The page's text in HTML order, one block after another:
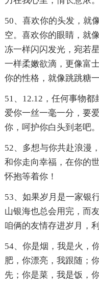
50、喜欢你的头发，就
空。喜欢你的眼睛，就
冻一样闪闪发光，宛若
一样柔嫩欲滴，更像富
你的性格，就像跳跳糖
51、12.12，任何事物
爱你一丝一毫一分，要
你，呵护你白头到老吧。
52、多想与你共赴浪漫
和你走向幸福，在你的
怀抱等着你！
53、如果岁月是一家银
山银海也总会用完，而
咱俩的友情存进岁月，
54、你是烟，我是火，
肥，你漂亮，我跟随；
先；你是菜，我是饭，